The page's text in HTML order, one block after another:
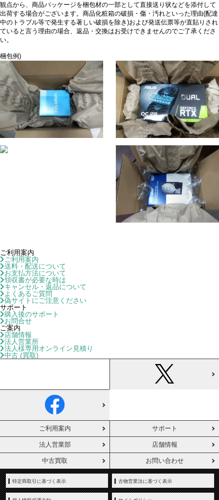
観点から、商品パッケージを梱包材の一部として直接送り状などを添付して
出荷する場合がございます。商品化粧箱の破損・傷・汚れといった理由(配達
中のトラブル等で発生する著しい破損を除き)および発送伝票等が直貼りされ
ていると言う理由の場合、返品・交換はお受けできませんのでご了承くださ
い。
梱包例)
ご利用案内
ご利用案内
送料・配送について
お支払方法について
領収書が必要な時は
キャンセル・返品について
よくあるご質問
偽サイトにご注意ください
サポート
購入後のサポート
お問合せ
ご案内
店舗情報
法人営業所
法人様専用オンライン見積り
中古 (買取)
ご利用案内 サポート
法人営業部 店舗情報
中古買取 お問い合わせ
特定商取引に基づく表示 古物営業法に基づく表示